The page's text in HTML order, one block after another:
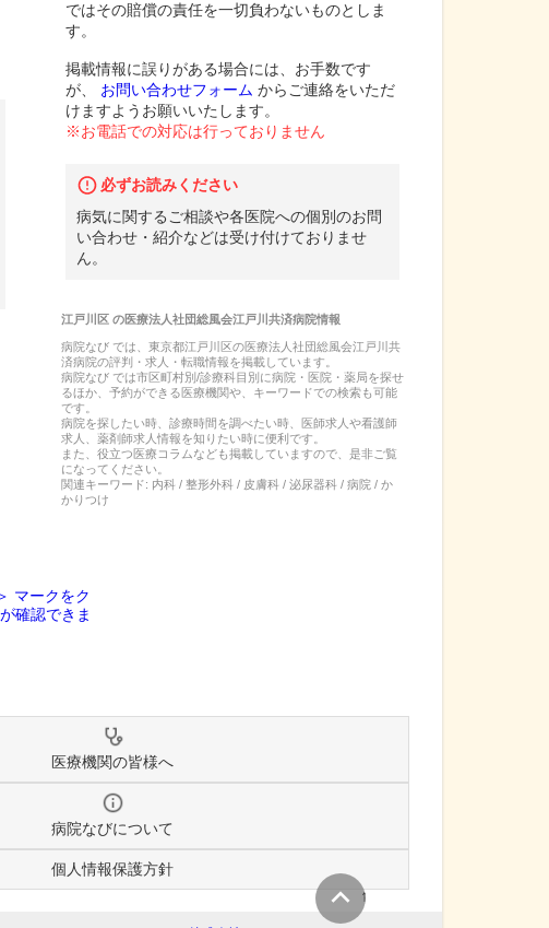
ではその賠償の責任を一切負わないものとしま
す。
掲載情報に誤りがある場合には、お手数です
が、
お問い合わせフォーム からご連絡をいただ
けますようお願いいたします。
※お電話での対応は行っておりません
必ずお読みください
病気に関するご相談や各医院への個別のお問
い合わせ・紹介などは受け付けておりませ
ん。
江戸川区の医療法人社団総風会江戸川共済病院情報
病院なび では、 東京都江戸川区の医療法人社団総風会江戸川共
済病院の評判・求人・転職情報を掲載しています。
病院なび では市区町村別/診療科目別に病院・医院・薬局を探せ
るほか、予約ができる医療機関や、キーワードでの検索も可能
です。
病院を探したい時、診療時間を調べたい時、医師求人や看護師
求人、薬剤師求人情報を知りたい時に便利です。
また、役立つ医療コラムなども掲載していますので、是非ご覧
になってください。
関連キーワード: 内科 / 整形外科 / 皮膚科 / 泌尿器科 / 病院 / か
かりつけ
↑
医療機関の皆様へ
病院なびについて
個人情報保護方針